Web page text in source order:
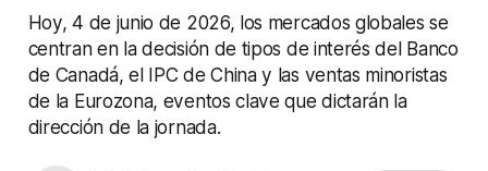
Hoy, 4 de junio de 2026, los mercados globales se
centran en la decisión de tipos de interés del Banco
de Canadá, el IPC de China y las ventas minoristas
de la Eurozona, eventos clave que dictarán la
dirección de la jornada.